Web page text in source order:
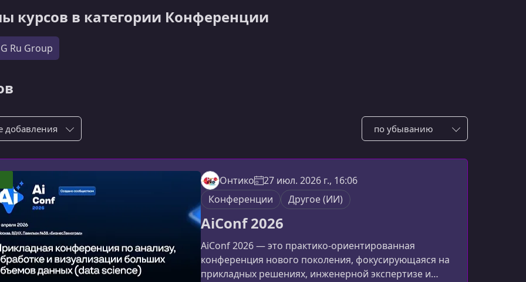
курсов в категории Конференции
Ru Group
по: Сотировать по:
Онтико
27 июл. 2026 г., 16:06
Конференции
Другое (ИИ)
AiConf 2026
AiConf 2026 — это практико-ориентированная
конференция нового поколения, фокусирующаяся на
прикладных решенияx, инженерной экспертизе и